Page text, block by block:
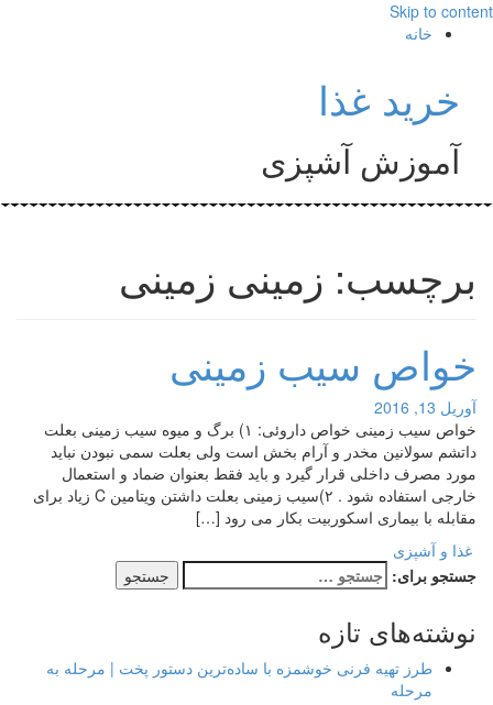
Skip to content
خانه
خرید غذا
آموزش آشپزی
برچسب: زمینی زمینی
خواص سیب زمینی
آوریل 13, 2016
خواص سیب زمینی خواص داروئی: ۱) برگ و میوه سیب زمینی بعلت
داتشم سولانین مخدر و آرام بخش است ولی بعلت سمی نبودن نباید
مورد مصرف داخلی قرار گیرد و باید فقط بعنوان ضماد و استعمال
خارجی استفاده شود . ۲)سیب زمینی بعلت داشتن ویتامین C زیاد برای
مقابله با بیماری اسکوربیت بکار می رود […]
غذا و آشپزی
جستجو برای:
نوشته‌های تازه
طرز تهیه فرنی خوشمزه با ساده‌ترین دستور پخت | مرحله به
مرحله